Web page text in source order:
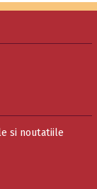
si noutatiile